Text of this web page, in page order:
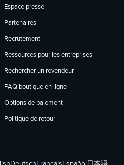
Espace presse
Partenaires
Recrutement
Ressources pour les entreprises
Rechercher un revendeur
FAQ boutique en ligne
Options de paiement
Politique de retour